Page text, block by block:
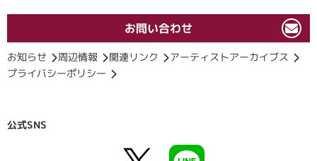
お問い合わせ
お知らせ 周辺情報 関連リンク
アーティストアーカイブス
プライバシーポリシー
公式SNS